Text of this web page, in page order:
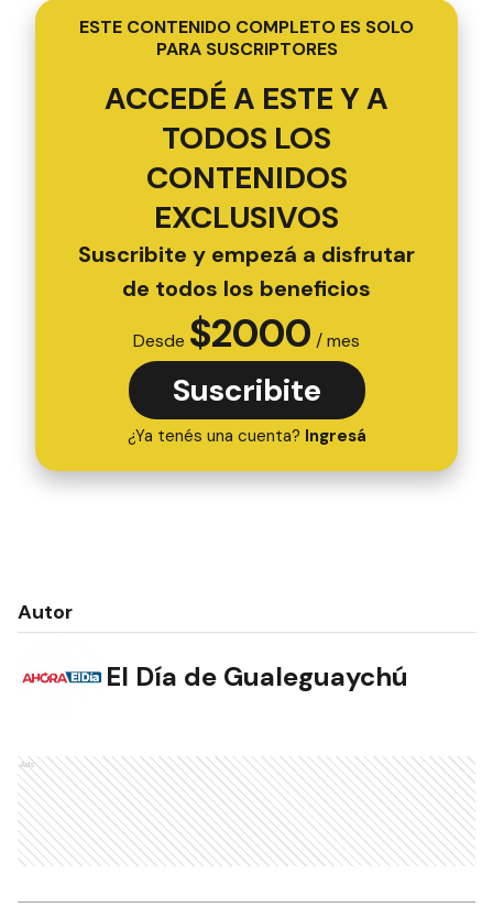
ESTE CONTENIDO COMPLETO ES SOLO
PARA SUSCRIPTORES
ACCEDÉ A ESTE Y A
TODOS LOS
CONTENIDOS
EXCLUSIVOS
Suscribite y empezá a disfrutar
de todos los beneficios
Desde $2000 / mes
Suscribite
¿Ya tenés una cuenta? Ingresá
Autor
El Día de Gualeguaychú
Ads